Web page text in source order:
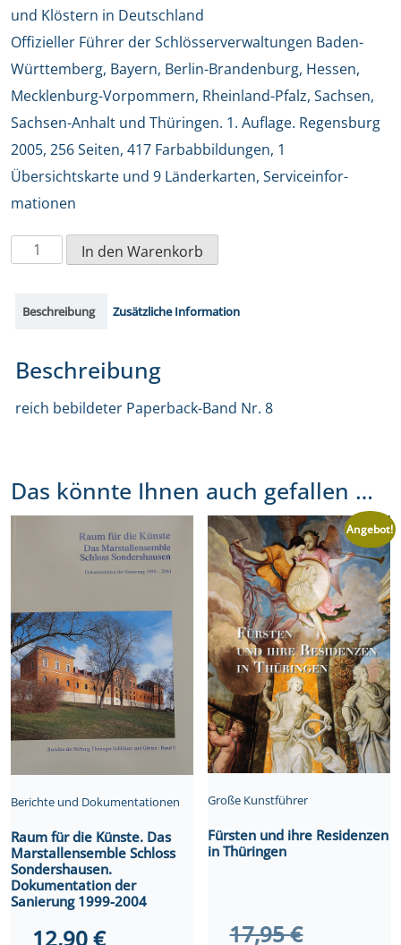
und Klöstern in Deutschland
Offizieller Führer der Schlösserverwaltungen Baden-
Württemberg, Bayern, Berlin-Brandenburg, Hessen,
Mecklenburg-Vorpommern, Rheinland-Pfalz, Sachsen,
Sachsen-Anhalt und Thüringen. 1. Auflage. Regensburg
2005, 256 Seiten, 417 Farbabbildungen, 1
Übersichtskarte und 9 Länderkarten, Serviceinfor­
mationen
RaumkunstKunstraum.
entdeckt
in
und
Klöstern
Deutschland
In den Warenkorb
Beschreibung Zusätzliche Information
Beschreibung
reich bebildeter Paperback-Band Nr. 8
Das könnte Ihnen auch gefallen …
Berichte und Dokumentationen
Raum für die Künste. Das
Marstallensemble Schloss
Sondershausen.
Dokumentation der
Sanierung 1999-2004
12,90€
Angebot!
Große Kunstführer
Fürsten und ihre Residenzen
in Thüringen
17,95€